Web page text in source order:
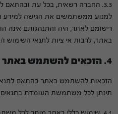
3.3. החברה רשאית, בכל עת ובהתאם
למנוע ממשתמשים את הגישה למידע
רישומם לאתר, היה והתנהגותם אינה
באתר, לרבות אי ציות לתנאי השימוש ו/
4. הזכאים להשתמש באתר
הזכאות להשתמש באתר בהתאם לתנאיו
תינתן לכל משתמשת העומדת